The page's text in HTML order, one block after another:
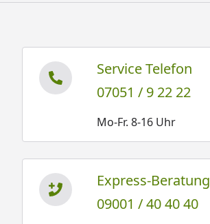
Service Telefon
07051 / 9 22 22
Mo-Fr. 8-16 Uhr
Express-Beratung
09001 / 40 40 40